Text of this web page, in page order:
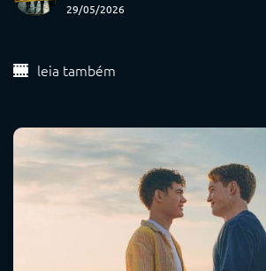
29/05/2026
leia também